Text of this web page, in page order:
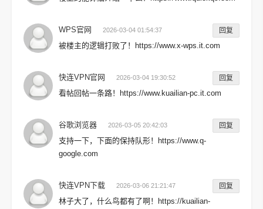
WPS官网 2026-03-04 01:54:37 回复
被楼主的逻辑打败了！https://www.x-wps.it.com
快连VPN官网 2026-03-04 19:30:52 回复
看帖回帖一条路！https://www.kuailian-pc.it.com
谷歌浏览器 2026-03-05 20:42:03 回复
支持一下，下面的保持队形！https://www.q-
google.com
快连VPN下载 2026-03-06 21:21:47 回复
林子大了，什么鸟都有了啊！https://kuailian-